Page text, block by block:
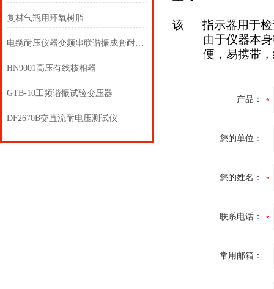
复材气瓶用环氧树脂
电缆耐压仪器变频串联谐振成套耐压试验装置
HN9001高压有线核相器
GTB-10工频谐振试验变压器
DF2670B交直流耐电压测试仪
该 指示器用于检
由于仪器本身密
便，易携带，经
产品：
您的单位：
您的姓名：
联系电话：
常用邮箱：